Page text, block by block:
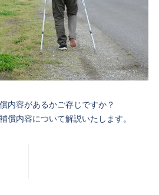
内容があるかご存じですか？
償内容について解説いたします。